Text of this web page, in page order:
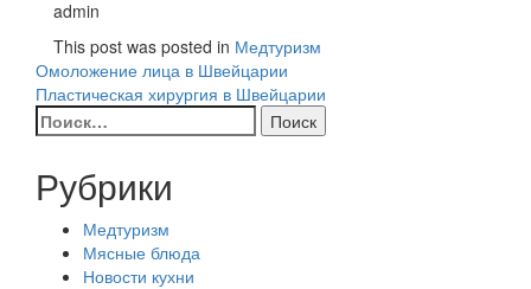
admin
This post was posted in Медтуризм
Навигация
по
Омоложение лица в Швейцарии
Пластическая хирургия в Швейцарии
Найти:
Рубрики
Медтуризм
Мясные блюда
Новости кухни